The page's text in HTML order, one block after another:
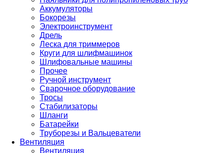
Аккумуляторы
Бокорезы
Электроинструмент
Дрель
Леска для триммеров
Круги для шлифмашинок
Шлифовальные машины
Прочее
Ручной инструмент
Сварочное оборудование
Тросы
Стабилизаторы
Шланги
Батарейки
Труборезы и Вальцеватели
Вентиляция
Вентиляция